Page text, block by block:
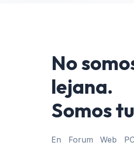
No
lejana.
Somos
En Forum Web